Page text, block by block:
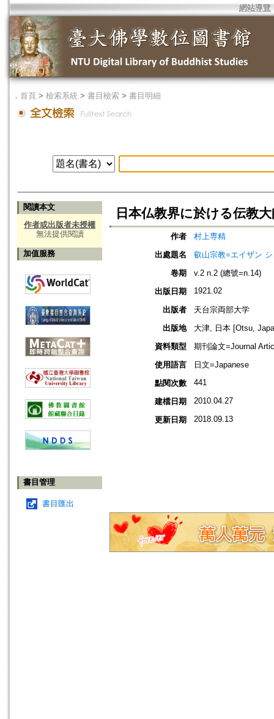
網站導覽
． 首頁 > 檢索系統 > 書目檢索 > 書目明細
閱讀本文
作者或出版者未授權
無法提供閱讀
加值服務
書目管理
書目匯出
日本仏教界に於ける伝教
作者
村上専精
出處題名
叡山宗教=エイザン
卷期
v.2 n.2 (總號=n.14)
出版日期
1921.02
出版者
天台宗両部大学
出版地
大津, 日本 [Otsu,
資料類型
期刊論文=Journal
使用語言
日文=Japanese
點閱次數
441
建檔日期 2010.04.27
更新日期 2018.09.13